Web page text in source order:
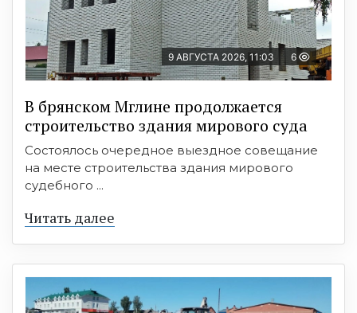
9 АВГУСТА 2026, 11:03 6
В брянском Мглине продолжается
строительство здания мирового суда
Состоялось очередное выездное совещание
на месте строительства здания мирового
судебного ...
Читать далее